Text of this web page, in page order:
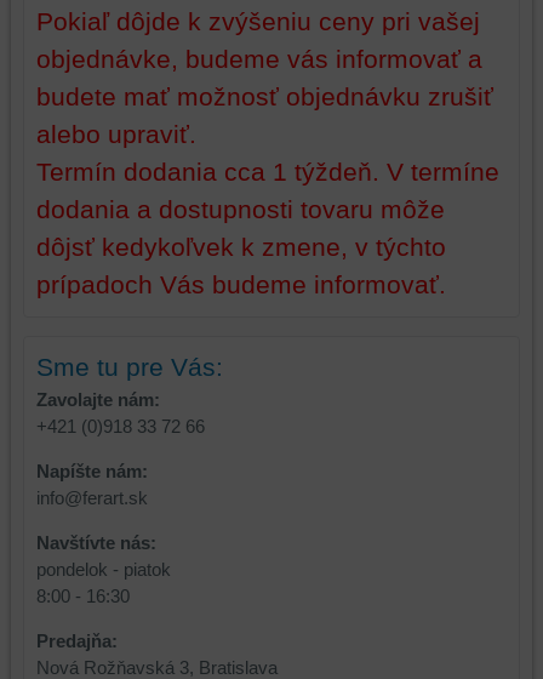
Pokiaľ dôjde k zvýšeniu ceny pri vašej
objednávke, budeme vás informovať a
budete mať možnosť objednávku zrušiť
alebo upraviť.
Termín dodania cca 1 týždeň. V termíne
dodania a dostupnosti tovaru môže
dôjsť kedykoľvek k zmene, v týchto
prípadoch Vás budeme informovať.
Sme tu pre Vás:
Zavolajte nám:
+421 (0)918 33 72 66
Napíšte nám:
info@ferart.sk
Navštívte nás:
pondelok - piatok
8:00 - 16:30
Predajňa:
Nová Rožňavská 3, Bratislava